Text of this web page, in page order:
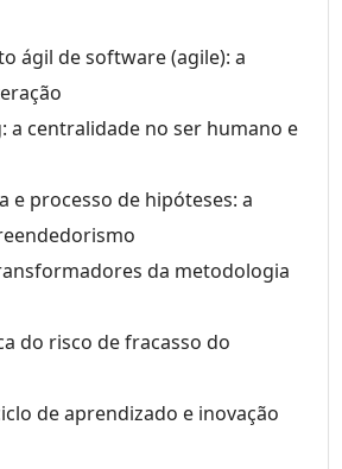
ágil de software (agile): a
a centralidade no ser humano e
e processo de hipóteses: a
da metodologia
do risco de fracasso do
de aprendizado e inovação